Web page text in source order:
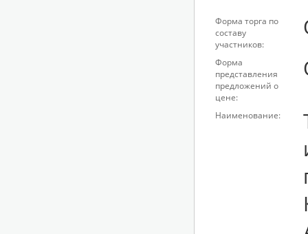
Форма торга по
составу
участников:
Форма
представления
предложений о
цене:
Наименование: